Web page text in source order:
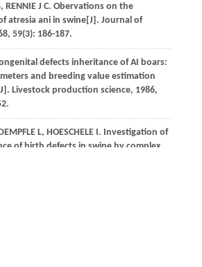
, RENNIE J C. Obervations on the
atresia ani in swine[J]. Journal of
, 59(3): 186-187.
defects inheritance of AI boars:
and breeding value estimation
Livestock production science, 1986,
DEMPFLE L, HOESCHELE . Investigation of
of birth defects in swine by complex